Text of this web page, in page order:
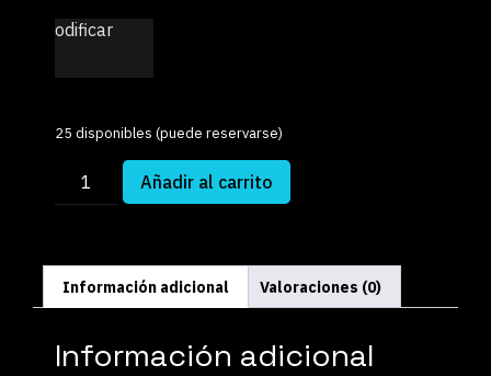
odificar
25 disponibles (puede reservarse)
Añadir al carrito
Información adicional Valoraciones (0)
Información adicional